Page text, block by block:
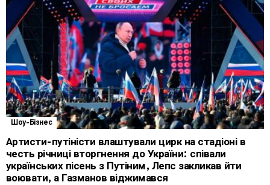
Шоу-Бізнес
Артисти-путіністи влаштували цирк на стадіоні в
честь річниці вторгнення до України: співали
українських пісень з Путіним, Лепс закликав йти
воювати, а Газманов віджимався